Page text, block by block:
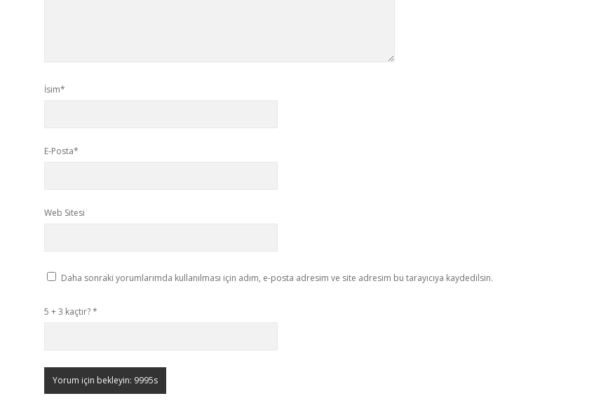
İsim*
E-Posta*
Web Sitesi
Daha sonraki yorumlarımda kullanılması için adım, e-posta adresim ve site adresim bu tarayıcıya kaydedilsin.
5 + 3 kaçtır?*